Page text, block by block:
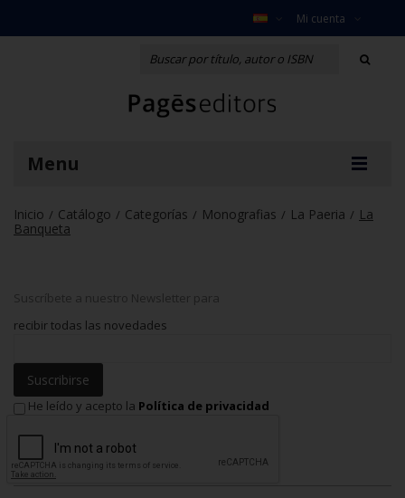
Mi cuenta
Menu
Inicio / Catálogo / Categorías / Monografias / La Paeria / La
Banqueta
Suscríbete a nuestro Newsletter para
recibir todas las novedades
Suscribirse
He leído y acepto la Política de privacidad